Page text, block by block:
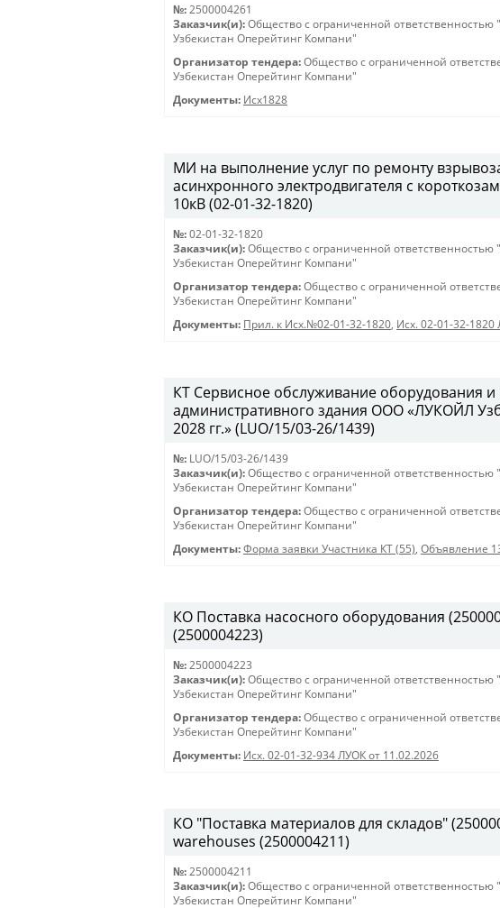
№: 2500004261
Заказчик(и): Общество с ограниченной ответственностью
Узбекистан Оперейтинг Компани"
Организатор тендера: Общество с ограниченной
Узбекистан Оперейтинг Компани"
Документы: Исх1828
МИ на выполнение услуг по ремонту
асинхронного электродвигателя с
10кВ (02-01-32-1820)
№: 02-01-32-1820
Заказчик(и): Общество с ограниченной ответственностью
Узбекистан Оперейтинг Компани"
Организатор тендера: Общество с ограниченной
Узбекистан Оперейтинг Компани"
Документы: Прил. к Исх.№02-01-32-1820, Исх. 02-01-32-1820
КТ Сервисное обслуживание оборудования
административного здания ООО «ЛУКОЙЛ
2028 гг.» (LUO/15/03-26/1439)
№: LUO/15/03-26/1439
Заказчик(и): Общество с ограниченной ответственностью
Узбекистан Оперейтинг Компани"
Организатор тендера: Общество с ограниченной
Узбекистан Оперейтинг Компани"
Документы: Форма заявки Участника КТ (55), Объявление
КО Поставка насосного оборудования
(2500004223)
№: 2500004223
Заказчик(и): Общество с ограниченной ответственностью
Узбекистан Оперейтинг Компани"
Организатор тендера: Общество с ограниченной
Узбекистан Оперейтинг Компани"
Документы: Исх. 02-01-32-934 ЛУОК от 11.02.2026
КО "Поставка материалов для складов"
warehouses (2500004211)
№: 2500004211
Заказчик(и): Общество с ограниченной ответственностью
Узбекистан Оперейтинг Компани"